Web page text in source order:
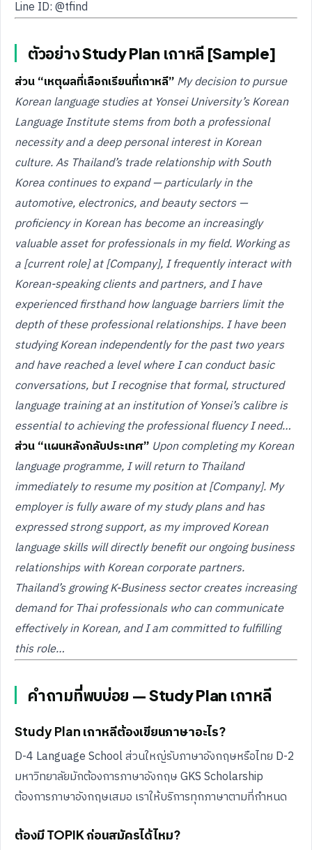
Line ID: @tfind
ตัวอย่าง Study Plan เกาหลี [Sample]
ส่วน “เหตุผลที่เลือกเรียนที่เกาหลี”My decision to pursue
Korean language studies at Yonsei University’s Korean
Language Institute stems from both a professional
necessity and a deep personal interest in Korean
culture. As Thailand’s trade relationship with South
Korea continues to expand — particularly in the
automotive, electronics, and beauty sectors —
proficiency in Korean has become an increasingly
valuable asset for professionals in my field. Working as
a [current role] at [Company], I frequently interact with
Korean-speaking clients and partners, and I have
experienced firsthand how language barriers limit the
depth of these professional relationships. I have been
studying Korean independently for the past two years
and have reached a level where I can conduct basic
conversations, but I recognise that formal, structured
language training at an institution of Yonsei’s calibre is
essential to achieving the professional fluency I need…
ส่วน “แผนหลังกลับประเทศ” Upon completing my Korean
language programme, I will return to Thailand
immediately to resume my position at [Company]. My
employer is fully aware of my study plans and has
expressed strong support, as my improved Korean
language skills will directly benefit our ongoing business
relationships with Korean corporate partners.
Thailand’s growing K-Business sector creates increasing
demand for Thai professionals who can communicate
effectively in Korean, and I am committed to fulfilling
this role…
คำถามที่พบบ่อย — Study Plan เกาหลี
Study Plan เกาหลีต้องเขียนภาษาอะไร?
D-4 Language School ส่วนใหญ่รับภาษาอังกฤษหรือไทย D-2
มหาวิทยาลัยมักต้องการภาษาอังกฤษ GKS Scholarship
ต้องการภาษาอังกฤษเสมอ เราให้บริการทุกภาษาตามที่กำหนด
ต้องมี TOPIK ก่อนสมัครได้ไหม?